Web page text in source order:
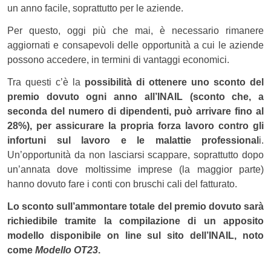
un anno facile, soprattutto per le aziende.
Per questo, oggi più che mai, è necessario rimanere
aggiornati e consapevoli delle opportunità a cui le aziende
possono accedere, in termini di vantaggi economici.
Tra questi c’è la possibilità di ottenere uno sconto del
premio dovuto ogni anno all’INAIL (sconto che, a
seconda del numero di dipendenti, può arrivare fino al
28%), per assicurare la propria forza lavoro contro gli
infortuni sul lavoro e le malattie professional i.
Un’opportunità da non lasciarsi scappare, soprattutto dopo
un’annata dove moltissime imprese (la maggior parte)
hanno dovuto fare i conti con bruschi cali del fatturato.
Lo sconto sull’ammontare totale del premio dovuto sarà
richiedibile tramite la compilazione di un apposito
modello disponibile on line sul sito dell’INAIL, noto
come Modello OT23.